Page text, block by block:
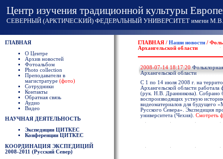
Центр изучения традиционной культуры
СЕВЕРНЫЙ (АРКТИЧЕСКИЙ) ФЕДЕРАЛЬНЫЙ УНИВЕРСИТЕТ имени М.В.
ГЛАВНАЯ
О Центре
Архив новостей
Фотоальбом
Photo collection
Преподаватели в
магистратуре (фото)
Сотрудники
Контакты
Обратная связь
Аудио
Видео
НАУЧНАЯ ДЕЯТЕЛЬНОСТЬ
Экспедиции ЦИТКЕС
Конференции ЦИТКЕС
КООРДИНАЦИЯ ЭКСПЕДИЦИЙ
2008-2011 (Русский Север)
ГЛАВНАЯ / Наши новости /
Архангельской области
2008-07-14 18:17:20
Архангельской области
С 1 по 14 июля 2008 г. на
Архангельской области
(рук. Н.В. Дранникова). Собрано
воспроизводящих устную
видеоматериалов для будущего
Русского Севера». Экспедиция
университета (Чехия). Смотреть